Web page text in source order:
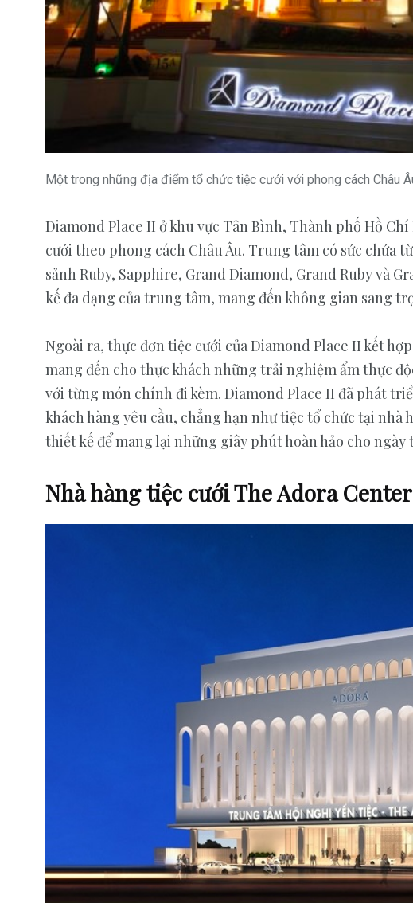
Một trong những địa điểm tổ chức tiệc cưới với phong cách Châu
Diamond Place II ở khu vực Tân Bình, Thành phố Hồ
cưới theo phong cách Châu Âu. Trung tâm có sức chứa
sảnh Ruby, Sapphire, Grand Diamond, Grand Ruby và
kế đa dạng của trung tâm, mang đến không gian sang
Ngoài ra, thực đơn tiệc cưới của Diamond Place II kết
mang đến cho thực khách những trải nghiệm ẩm thực
với từng món chính đi kèm. Diamond Place II đã phát
khách hàng yêu cầu, chẳng hạn như tiệc tổ chức tại nhà
thiết kế để mang lại những giây phút hoàn hảo cho ngày
Nhà hàng tiệc cưới The Adora Center
27
Kim cương
47
News